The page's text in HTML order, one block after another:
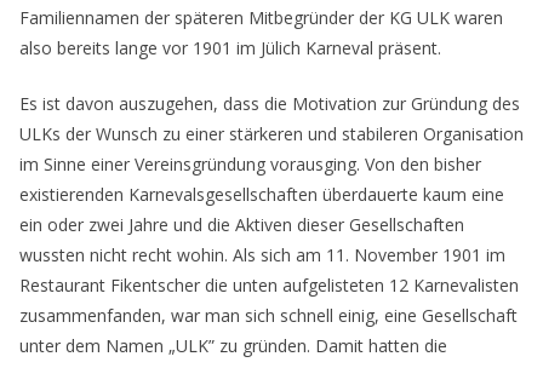
Familiennamen der späteren Mitbegründer der KG ULK waren
also bereits lange vor 1901 im Jülich Karneval präsent.
Es ist davon auszugehen, dass die Motivation zur Gründung des
ULKs der Wunsch zu einer stärkeren und stabileren Organisation
im Sinne einer Vereinsgründung vorausging. Von den bisher
existierenden Karnevalsgesellschaften überdauerte kaum eine
ein oder zwei Jahre und die Aktiven dieser Gesellschaften
wussten nicht recht wohin. Als sich am 11. November 1901 im
Restaurant Fikentscher die unten aufgelisteten 12 Karnevalisten
zusammenfanden, war man sich schnell einig, eine Gesellschaft
unter dem Namen „ULK” zu gründen. Damit hatten die